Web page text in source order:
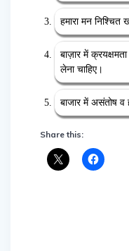
हमारा मन निश्चित
बाज़ार में
लेना चाहिए।
बाजार में असंतोष व
Share this: